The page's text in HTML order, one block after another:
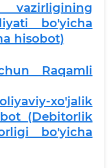
bo'yicha
hisobot)
Raqamli
xo'jalik
(Debitorlik
bo'yicha